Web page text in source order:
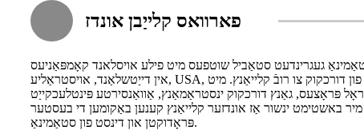
פארוואס קלייַבן אונדז
כידעש, סטאַמינאַ געגרינדעט סטאַביל שוטפעס מיט פילע אויסלאנד קאָמפּאַניעס
אין דייַטשלאַנד, אויסטראַליע, USA, מאָנגאָליאַ און אַזוי אויף. אונדזער פּראָדוקטן זענען פּאָטער פון דורכקוק צו רובֿ קלייאַנץ. מיט
פּראָצעס, גאַנץ דורכקוק ינסטראַמאַנץ, אַוואַנסירטע פּינטלעכקייַט
באשטימט ינשור אַז אונדזער קלייאַנץ קענען באַקומען די בעסטער
פּראָדוקטן און דינסט פון סטאַמינאַ.